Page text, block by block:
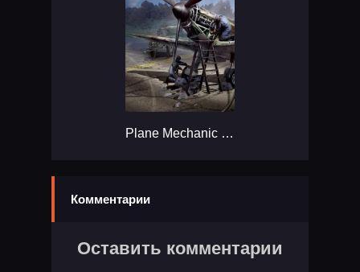
Plane Mechanic Simulator...
Комментарии
Оставить комментарии